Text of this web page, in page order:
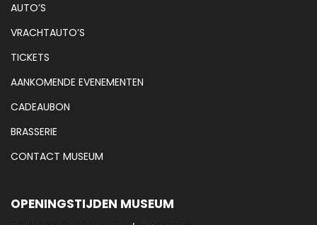
AUTO’S
VRACHTAUTO’S
TICKETS
AANKOMENDE EVENEMENTEN
CADEAUBON
BRASSERIE
CONTACT MUSEUM
OPENINGSTIJDEN MUSEUM